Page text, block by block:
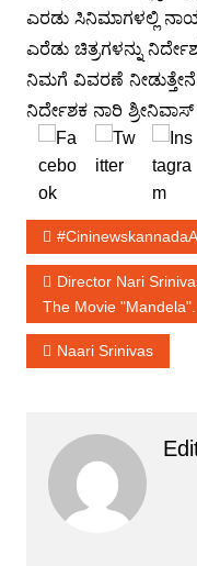
ಎರಡು ಸಿನಿಮಾಗಳಲ್ಲಿ
ಎರೆಡು ಚಿತ್ರಗಳನ್ನು
ನಿಮಗೆ ವಿವರಣೆ
ನಿರ್ದೇಶಕ ನಾರಿ ಶ್ರೀನಿವಾಸ್
Director Nari
The Movie "Mandela".
Naari Srinivas